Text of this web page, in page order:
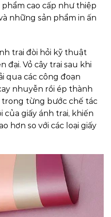
cao cấp như thiệp
những sản phẩm in ấn
trai đòi hỏi kỹ thuật
đại. Vỏ cây trai sau khi
qua các công đoạn
nhuyễn rồi ép thành
trong từng bước chế tác
của giấy ánh trai, khiến
hơn so với các loại giấy